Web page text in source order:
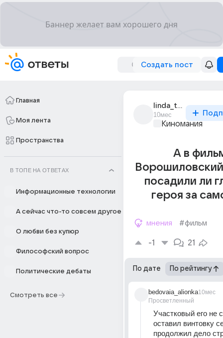
Создать пост
Главная
Моя лента
Пространства
В ТОПЕ НА ОТВЕТАХ
Информационные технологии
А сейчас что-то совсем другое
О любви без купюр
Философский вопрос
Политические дебаты
Смотреть все
linda_tarbagarri
10мес
Киномания
А в
посадили ли
героя за
мнения #фильм
-1 21
По дате По рейтингу
bedovaia_alionka
Просветленный
10мес
Участковый его не
оставил винтовку
продолжил дело